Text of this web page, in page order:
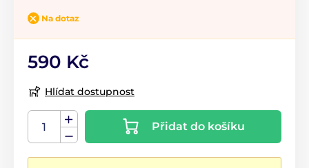
Na dotaz
590 Kč
Hlídat dostupnost
Přidat do košíku